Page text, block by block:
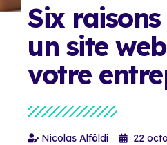
Six
un site
votre
Nicolas Alföldi 22